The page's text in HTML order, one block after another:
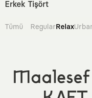
Erkek Tişört
Tümü RegularRelax